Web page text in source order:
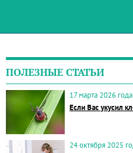
ПОЛЕЗНЫЕ СТАТЬИ
17 марта 2026 года
Если Вас укусил
24 октября 2025